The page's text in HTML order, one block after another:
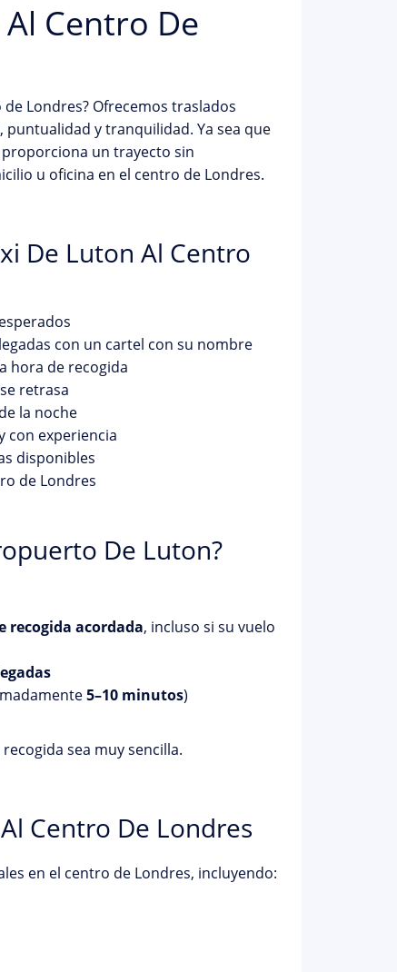
Centro De
Londres? Ofrecemos traslados
y tranquilidad. Ya sea que
un trayecto sin
u oficina en el centro de Londres.
De Luton Al Centro
con un cartel con su nombre
hora de recogida
retrasa
la noche
con experiencia
disponibles
de Londres
De Luton?
recogida acordada, incluso si su vuelo
5–10 minutos)
sea muy sencilla.
Centro De Londres
en el centro de Londres, incluyendo: